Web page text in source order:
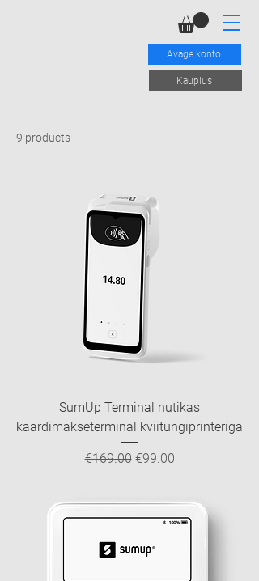
Avage konto
Kauplus
9 products
SumUp Terminal nutikas
kaardimakseterminal kviitungiprinteriga
Regular Price
€169.00 Sale Price
€99.00